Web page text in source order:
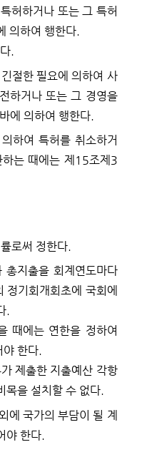
허하거나 또는 그 특허
의하여 행한다.
.
절한 필요에 의하여 사
하거나 또는 그 경영을
에 의하여 행한다
하여 특허를 취소하거
는 때에는 제 15조제 3
로써 정한다
총지출을 회계연도마다
정기회개회초에 국회에
.
때에는 연한을 정하여
야 한다.
제출한 지출예산 각항
목을 설치할 수 없다.
에 국가의 부담이 될 계
야 한다.